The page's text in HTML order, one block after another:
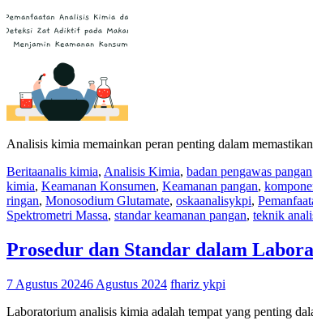
Analisis kimia memainkan peran penting dalam
Beritaanalis kimia, Analisis Kimia, badan pengawas pangan
kimia, Keamanan Konsumen, Keamanan pangan,
ringan, Monosodium Glutamate, oskaanalisykpi,
Spektrometri Massa, standar keamanan pangan, teknik
Prosedur dan Standar dalam
7 Agustus 20246 Agustus 2024 fhariz ykpi
Laboratorium analisis kimia adalah tempat yang penting